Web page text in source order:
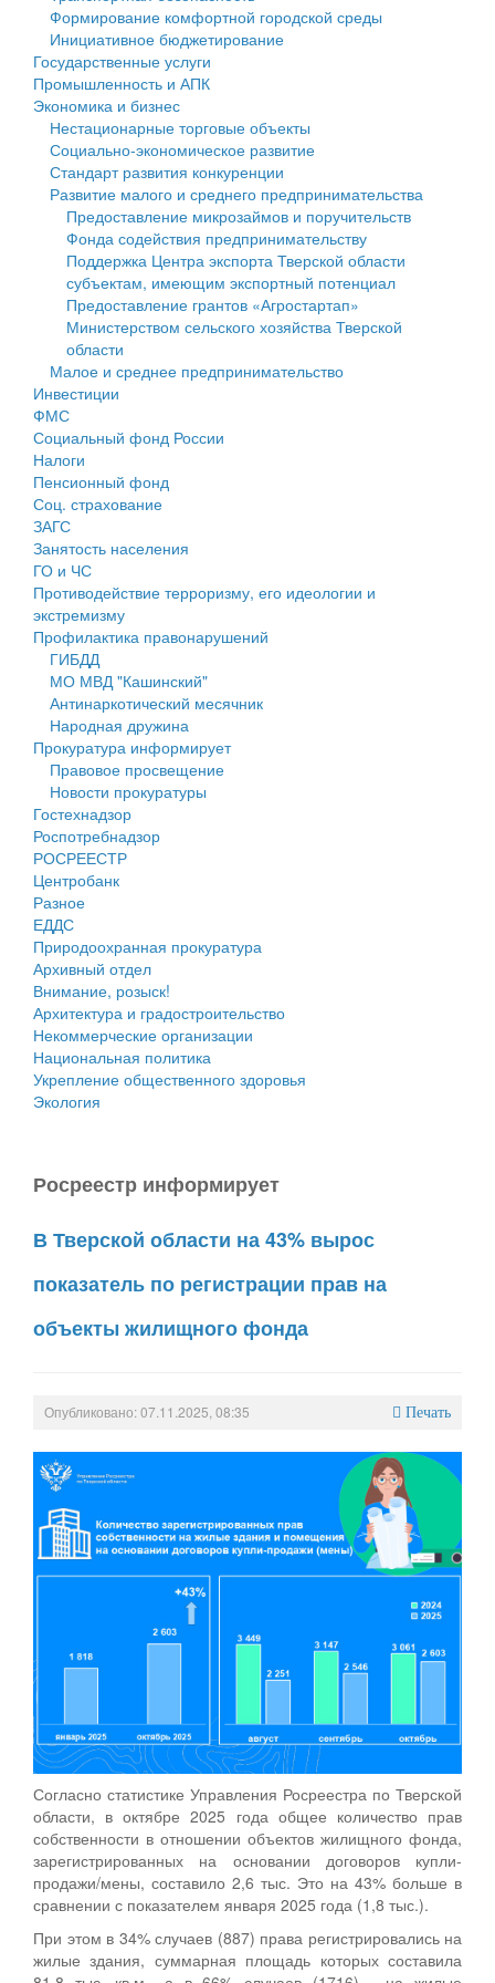
Государственные услуги
Промышленность и АПК
Экономика и бизнес
Символика
Устав
Гостям округа
Туризм
Культура
Образование
Здравоохранение
Социальная защита
Фотоальбом
муниципального округа Тверской области
Администрация Кашинского муниципального округа
Тверской области
Управление сельскими территориями
Открытые данные
Работа с обращениями граждан
Муниципальный контроль
Муниципальные услуги
Проекты административных регламентов
Антимонопольный комплаенс
Противодействие коррупции
Финансовое управление
Бюджет для граждан
Имущество
Выявление правообладателей ранее учтенных
объектов недвижимости
Имущественная поддержка субъектов малого и
среднего предпринимательства
Информационная поддержка субъектов малого и
среднего предпринимательства
Муниципальные программы
Контрольно-счетная палата
Персональные данные
Оценка регулирующего воздействия
Деятельность МУ
Нормативы градостроительного проектирования
Правила землепользования и застройки
Генеральные планы
Проекты планировки территории
Собрание депутатов
Городское поселение
Сельские поселения
Формирование комфортной городской среды
Инициативное бюджетирование
Государственные услуги
Промышленность и АПК
Экономика и бизнес
Нестационарные торговые объекты
Социально-экономическое развитие
Стандарт развития конкуренции
Развитие малого и среднего предпринимательства
Предоставление микрозаймов и поручительств
Фонда содействия предпринимательству
Поддержка Центра экспорта Тверской области
субъектам, имеющим экспортный потенциал
Предоставление грантов «Агростартап»
Министерством сельского хозяйства Тверской
области
Малое и среднее предпринимательство
Инвестиции
ФМС
Социальный фонд России
Налоги
Пенсионный фонд
Соц. страхование
ЗАГС
Занятость населения
ГО и ЧС
Противодействие терроризму, его идеологии и
экстремизму
Профилактика правонарушений
ГИБДД
МО МВД "Кашинский"
Антинаркотический месячник
Народная дружина
Прокуратура информирует
Правовое просвещение
Новости прокуратуры
Гостехнадзор
Роспотребнадзор
РОСРЕЕСТР
Центробанк
Разное
ЕДДС
Природоохранная прокуратура
Архивный отдел
Внимание, розыск!
Архитектура и градостроительство
Некоммерческие организации
Национальная политика
Укрепление общественного здоровья
Экология
Росреестр информирует
В Тверской области на 43% вырос
показатель по регистрации прав на
объекты жилищного фонда
Опубликовано: 07.11.2025, 08:35 Печать
Согласно статистике Управления Росреестра по Тверской
области, в октябре 2025 года общее количество прав
собственности в отношении объектов жилищного фонда,
зарегистрированных на основании договоров купли-
продажи/мены, составило 2,6 тыс. Это на 43% больше в
сравнении с показателем января 2025 года (1,8 тыс.).
При этом в 34% случаев (887) права регистрировались на
жилые здания, суммарная площадь которых составила